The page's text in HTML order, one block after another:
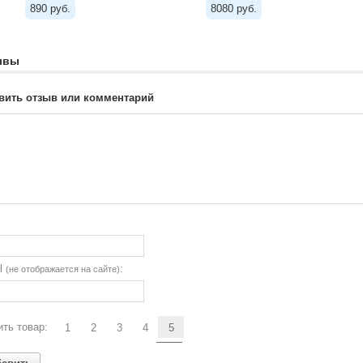
890 руб.
8080 руб.
отзыв или комментарий
(не отображается на сайте):
товар: 1 2 3 4 5